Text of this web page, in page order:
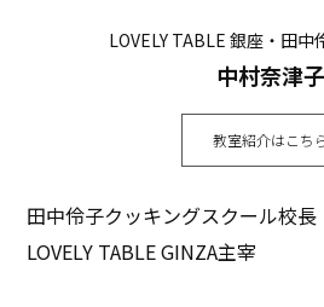
LOVELY TABLE 銀座・田
中村奈津子
教室紹介はこち
田中伶子クッキングスクール校長
LOVELY TABLE GINZA主宰